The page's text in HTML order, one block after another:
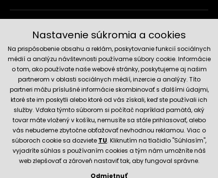
Spoľahlivý obchod
Nastavenie súkromia a cookies
Na prispôsobenie obsahu a reklám, poskytovanie funkcií sociálnych
médií a analýzu návštevnosti používame súbory cookie. Informácie
o tom, ako používate naše webové stránky, poskytujeme aj našim
partnerom v oblasti sociálnych médií, inzercie a analýzy. Títo
partneri môžu príslušné informácie skombinovať s ďalšími údajmi,
ktoré ste im poskytli alebo ktoré od vás získali, keď ste používali ich
služby. Vďaka týmto súborom si počítač napríklad pamätá, aký
tovar máte vložený v košíku, nemusíte sa stále prihlasovať, alebo
vás nebudeme zbytočne obťažovať nevhodnou reklamou. Viac o
súboroch cookie sa dozviete TU. Kliknutím na tlačidlo "Súhlasím",
vyjadríte súhlas s používaním cookies a tým nám umožníte náš
web zlepšovať a zároveň nastaviť tak, aby fungoval správne.
Odmietnuť